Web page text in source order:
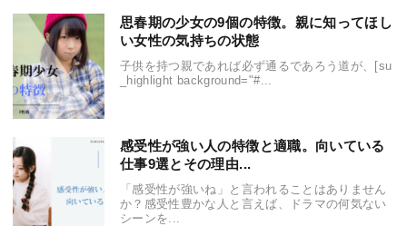
思春期の少女の9個の特徴。親に知ってほし
い女性の気持ちの状態
子供を持つ親であれば必ず通るであろう道が、[su
_highlight background="#...
感受性が強い人の特徴と適職。向いている
仕事9選とその理由...
「感受性が強いね」と言われることはありません
か？感受性豊かな人と言えば、ドラマの何気ない
シーンを...